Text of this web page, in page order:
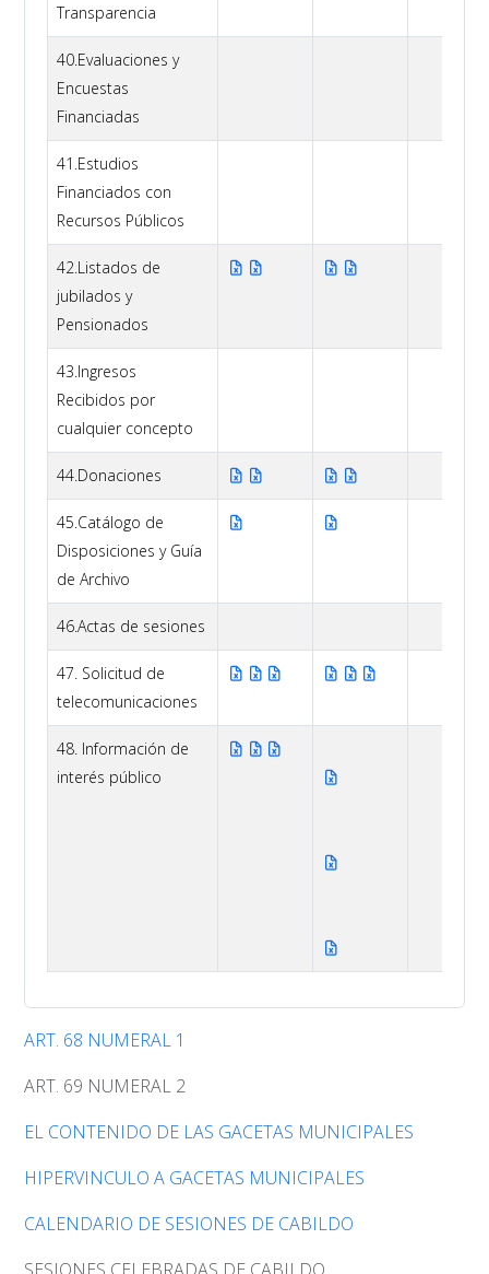
Transparencia
40.Evaluaciones y
Encuestas
Financiadas
41.Estudios
Financiados con
Recursos Públicos
42.Listados de
jubilados y
Pensionados
43.Ingresos
Recibidos por
cualquier concepto
44.Donaciones
45.Catálogo de
Disposiciones y Guía
de Archivo
46.Actas de sesiones
47. Solicitud de
telecomunicaciones
48. Información de
interés público
ART. 68 NUMERAL 1
ART. 69 NUMERAL 2
EL CONTENIDO DE LAS GACETAS MUNICIPALES
HIPERVINCULO A GACETAS MUNICIPALES
CALENDARIO DE SESIONES DE CABILDO
SESIONES CELEBRADAS DE CABILDO